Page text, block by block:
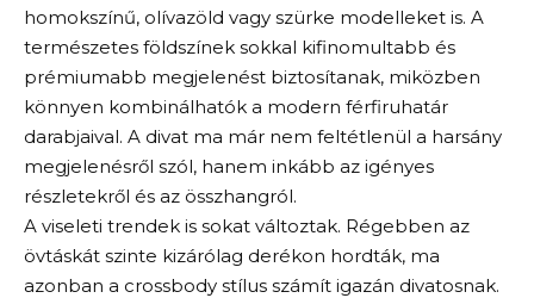
homokszínű, olívazöld vagy szürke modelleket is. A
természetes földszínek sokkal kifinomultabb és
prémiumabb megjelenést biztosítanak, miközben
könnyen kombinálhatók a modern férfiruhatár
darabjaival. A divat ma már nem feltétlenül a harsány
megjelenésről szól, hanem inkább az igényes
részletekről és az összhangról.
A viseleti trendek is sokat változtak. Régebben az
övtáskát szinte kizárólag derékon hordták, ma
azonban a crossbody stílus számít igazán divatosnak.